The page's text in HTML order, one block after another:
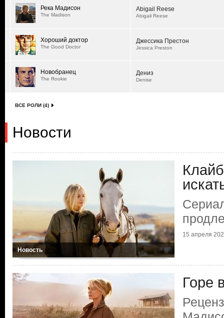
Река Мадисон
The Madison
Abigail Reese
Abigail Reese
Хороший доктор
The Good Doctor
Джессика Престон
Jessica Preston
Новобранец
The Rookie
Дениз
Denise
ВСЕ РОЛИ (4)
Новости
Новость
15 апреля
Горе